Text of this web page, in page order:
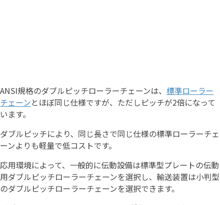
ANSI規格のダブルピッチローラーチェーンは、 標準ローラー
チェーンとほぼ同じ仕様ですが、ただしピッチが2倍になって
います。
ダブルピッチにより、同じ長さで同じ仕様の標準ローラーチェ
ーンよりも軽量で低コストです。
応用環境によって、一般的に伝動設備は標準型プレートの伝動
用ダブルピッチローラーチェーンを選択し、輸送装置は小判型
のダブルピッチローラーチェーンを選択できます。